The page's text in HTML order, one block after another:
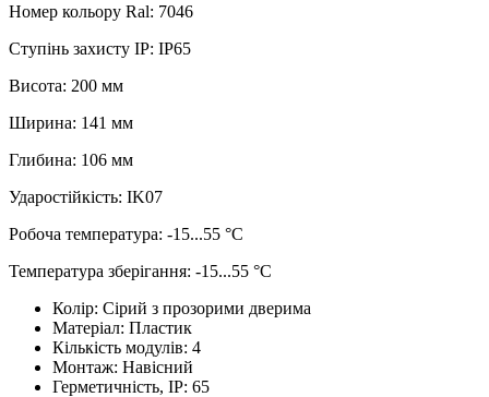
Номер кольору Ral: 7046
Ступінь захисту IP: IP65
Висота: 200 мм
Ширина: 141 мм
Глибина: 106 мм
Ударостійкість: IK07
Робоча температура: -15...55 °C
Температура зберігання: -15...55 °C
Колір: Сірий з прозорими дверима
Матеріал: Пластик
Кількість модулів: 4
Монтаж: Навісний
Герметичність, IP: 65